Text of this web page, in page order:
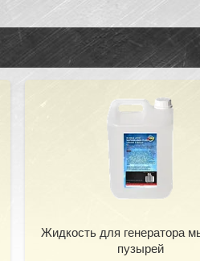
Жидкость для генератора
пузырей